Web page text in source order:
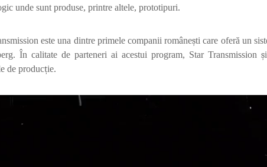
unde sunt produse, printre altele, prototipuri.
este una dintre primele companii românești care oferă un
În calitate de parteneri ai acestui program, Star Transmission ș
de producție.